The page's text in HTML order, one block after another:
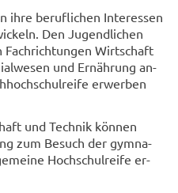
ihre be­ruf­li­chen In­ter­es­sen
Den Ju­gend­li­chen
Fach­rich­tun­gen Wirt­schaft
und Er­näh­rung an­
er­wer­ben
und Tech­nik kön­nen
zum Be­such der gym­na­
Hoch­schul­rei­fe er­